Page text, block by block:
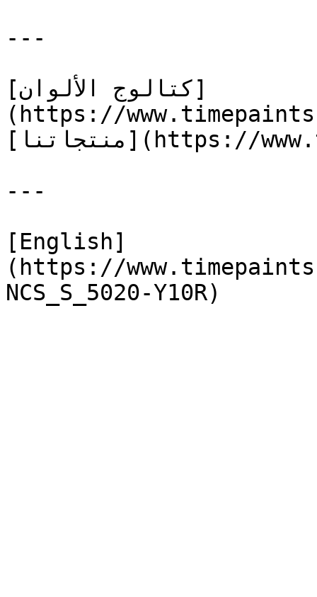
---
[كتالوج الألوان]
(https://
[منتجاتنا](https://www.timepaints.com/ar/products)
---
[English]
(https://
NCS_S_5020-Y10R)